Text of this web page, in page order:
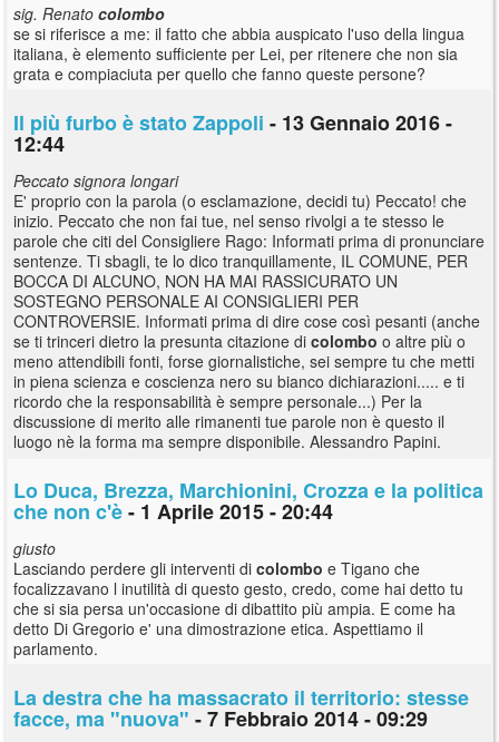
sig. Renato colombo
se si riferisce a me: il fatto che abbia auspicato l'uso della lingua
italiana, è elemento sufficiente per Lei, per ritenere che non sia
grata e compiaciuta per quello che fanno queste persone?
Il più furbo è stato Zappoli - 13 Gennaio 2016 -
12:44
Peccato signora longari
E' proprio con la parola (o esclamazione, decidi tu) Peccato! che
inizio. Peccato che non fai tue, nel senso rivolgi a te stesso le
parole che citi del Consigliere Rago: Informati prima di pronunciare
sentenze. Ti sbagli, te lo dico tranquillamente, IL COMUNE, PER
BOCCA DI ALCUNO, NON HA MAI RASSICURATO UN
SOSTEGNO PERSONALE AI CONSIGLIERI PER
CONTROVERSIE. Informati prima di dire cose così pesanti (anche
se ti trinceri dietro la presunta citazione di colombo o altre più o
meno attendibili fonti, forse giornalistiche, sei sempre tu che metti
in piena scienza e coscienza nero su bianco dichiarazioni..... e ti
ricordo che la responsabilità è sempre personale...) Per la
discussione di merito alle rimanenti tue parole non è questo il
luogo nè la forma ma sempre disponibile. Alessandro Papini.
Lo Duca, Brezza, Marchionini, Crozza e la politica
che non c'è- 1 Aprile 2015 - 20:44
giusto
Lasciando perdere gli interventi di colombo e Tigano che
focalizzavano l inutilità di questo gesto, credo, come hai detto tu
che si sia persa un'occasione di dibattito più ampia. E come ha
detto Di Gregorio e' una dimostrazione etica. Aspettiamo il
parlamento.
La destra che ha massacrato il territorio: stesse
facce, ma "nuova" - 7 Febbraio 2014 - 09:29